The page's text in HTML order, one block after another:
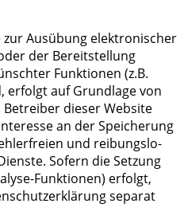
zur Aus­übung elek­tro­ni­scher
der Bereit­stel­lung
Funk­tio­nen (z.B.
erfolgt auf Grund­la­ge von
Betrei­ber die­ser Web­site
an der Spei­che­rung
und rei­bungs­lo­
Sofern die Set­zung
Funk­tio­nen) erfolgt,
sepa­rat